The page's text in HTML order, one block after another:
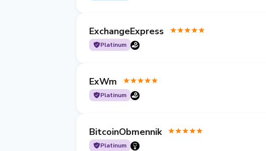
ExchangeExpress
Platinum
ExWm
Platinum
BitcoinObmennik
Platinum